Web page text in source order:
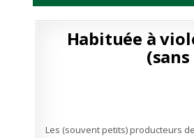
Habituée à
Les (souvent petits) producteurs